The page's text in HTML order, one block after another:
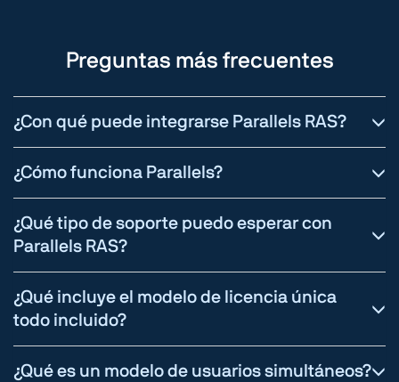
Preguntas más frecuentes
¿Con qué puede integrarse Parallels RAS?
¿Cómo funciona Parallels?
¿Qué tipo de soporte puedo esperar con
Parallels RAS?
¿Qué incluye el modelo de licencia única
todo incluido?
¿Qué es un modelo de usuarios simultáneos?